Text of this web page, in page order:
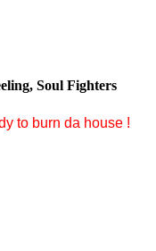
Soul Fighters
to burn da house !